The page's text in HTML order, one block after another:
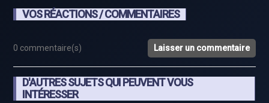
VOS RÉACTIONS / COMMENTAIRES
0 commentaire(s) Laisser un commentaire
D'AUTRES SUJETS QUI PEUVENT VOUS
INTÉRESSER